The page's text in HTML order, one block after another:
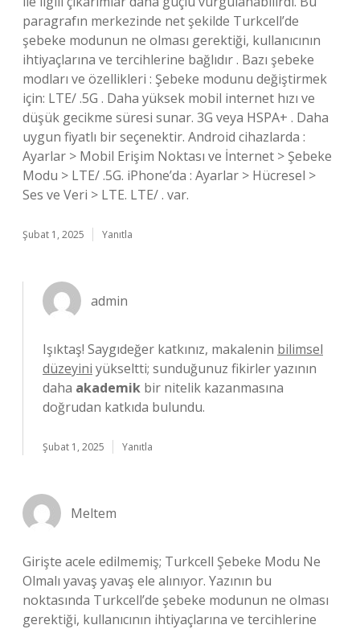
paragrafın merkezinde net şekilde Turkcell’de
şebeke modunun ne olması gerektiği, kullanıcının
ihtiyaçlarına ve tercihlerine bağlıdır . Bazı şebeke
modları ve özellikleri : Şebeke modunu değiştirmek
için: LTE/ .5G . Daha yüksek mobil internet hızı ve
düşük gecikme süresi sunar. 3G veya HSPA+ . Daha
uygun fiyatlı bir seçenektir. Android cihazlarda :
Ayarlar > Mobil Erişim Noktası ve İnternet > Şebeke
Modu > LTE/ .5G. iPhone’da : Ayarlar > Hücresel >
Ses ve Veri > LTE. LTE/ . var.
Şubat 1, 2025 Yanıtla
admin
Işıktaş! Saygıdeğer katkınız, makalenin bilimsel
düzeyini yükseltti; sunduğunuz fikirler yazının
daha akademik bir nitelik kazanmasına
doğrudan katkıda bulundu.
Şubat 1, 2025 Yanıtla
Meltem
Girişte acele edilmemiş; Turkcell Şebeke Modu Ne
Olmalı yavaş yavaş ele alınıyor. Yazının bu
noktasında Turkcell’de şebeke modunun ne olması
gerektiği, kullanıcının ihtiyaçlarına ve tercihlerine